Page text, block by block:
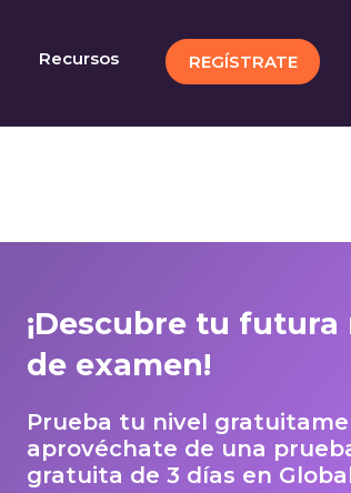
Recursos REGÍSTRATE
¡Descubre tu futura
de examen!
Prueba tu nivel
aprovéchate de una
gratuita de 3 días en